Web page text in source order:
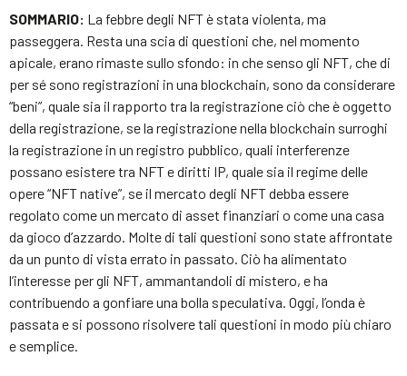
SOMMARIO: La febbre degli NFT è stata violenta, ma
passeggera. Resta una scia di questioni che, nel momento
apicale, erano rimaste sullo sfondo: in che senso gli NFT, che di
per sé sono registrazioni in una blockchain, sono da considerare
“beni”, quale sia il rapporto tra la registrazione ciò che è oggetto
della registrazione, se la registrazione nella blockchain surroghi
la registrazione in un registro pubblico, quali interferenze
possano esistere tra NFT e diritti IP, quale sia il regime delle
opere “NFT native”, se il mercato degli NFT debba essere
regolato come un mercato di asset finanziari o come una casa
da gioco d’azzardo. Molte di tali questioni sono state affrontate
da un punto di vista errato in passato. Ciò ha alimentato
l’interesse per gli NFT, ammantandoli di mistero, e ha
contribuendo a gonfiare una bolla speculativa. Oggi, l’onda è
passata e si possono risolvere tali questioni in modo più chiaro
e semplice.